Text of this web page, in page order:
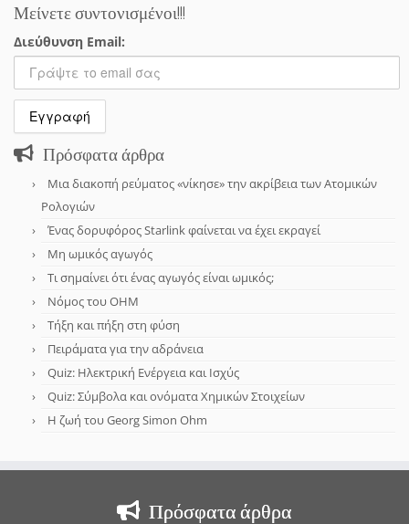
Μείνετε συντονισμένοι!!!
Διεύθυνση Email:
Πρόσφατα άρθρα
Μια διακοπή ρεύματος «νίκησε» την ακρίβεια των Ατομικών
Ρολογιών
Ένας δορυφόρος Starlink φαίνεται να έχει εκραγεί
Μη ωμικός αγωγός
Τι σημαίνει ότι ένας αγωγός είναι ωμικός;
Νόμος του OHM
Τήξη και πήξη στη φύση
Πειράματα για την αδράνεια
Quiz: Ηλεκτρική Ενέργεια και Ισχύς
Quiz: Σύμβολα και ονόματα Χημικών Στοιχείων
Η ζωή του Georg Simon Ohm
Πρόσφατα άρθρα